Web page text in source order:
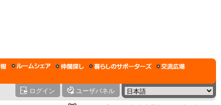
ログイン ユーザパネル